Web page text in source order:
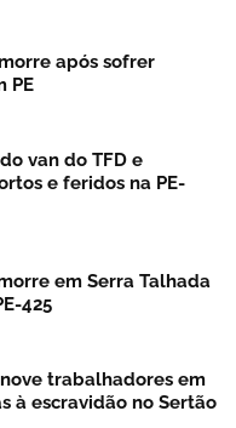
após sofrer
PE
van do TFD e
e feridos na PE-
em Serra Talhada
425
trabalhadores em
à escravidão no Sertão